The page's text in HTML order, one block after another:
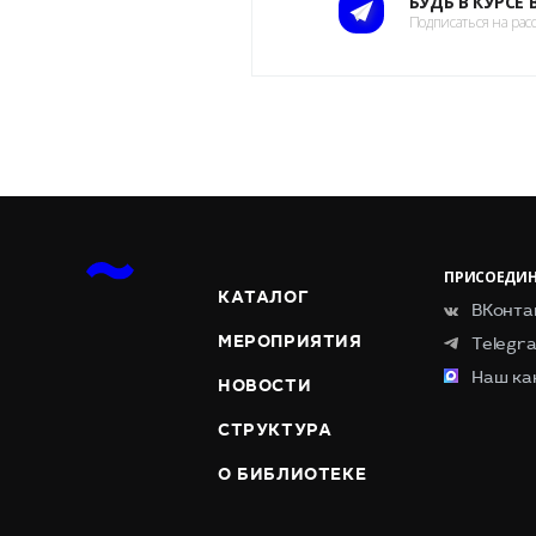
Подписаться на
КАТАЛОГ
МЕРОПРИЯТИЯ
НОВОСТИ
СТРУКТУРА
О БИБЛИОТЕКЕ
Наш